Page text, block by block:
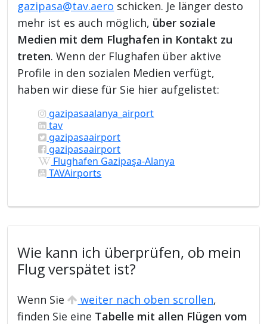
gazipasa@tav.aero schicken. Je länger desto
mehr ist es auch möglich, über soziale
Medien mit dem Flughafen in Kontakt zu
treten. Wenn der Flughafen über aktive
Profile in den sozialen Medien verfügt,
haben wir diese für Sie hier aufgelistet:
gazipasaalanya_airport
tav
gazipasaairport
gazipasaairport
Flughafen Gazipaşa-Alanya
TAVAirports
Wie kann ich überprüfen, ob mein
Flug verspätet ist?
Wenn Sie weiter nach oben scrollen,
finden Sie eine Tabelle mit allen Flügen vom